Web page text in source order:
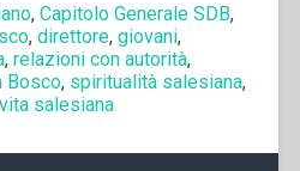
, Capitolo Generale SDB,
, direttore, giovani,
, relazioni con autorità,
Bosco, spiritualità salesiana,
vita salesiana